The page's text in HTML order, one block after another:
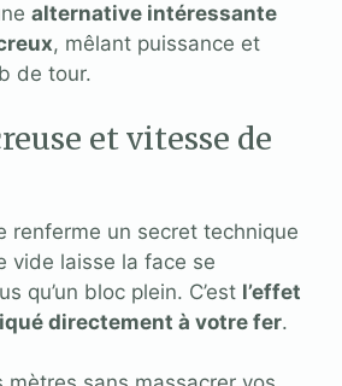
alternative intéressante
, mêlant puissance et
de tour.
et vitesse de
renferme un secret technique
vide laisse la face se
qu’un bloc plein. C’est l’effet
directement à votre fer.